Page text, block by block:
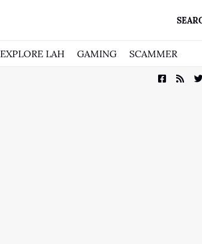
EXPLORE LAH GAMING SCAMMER